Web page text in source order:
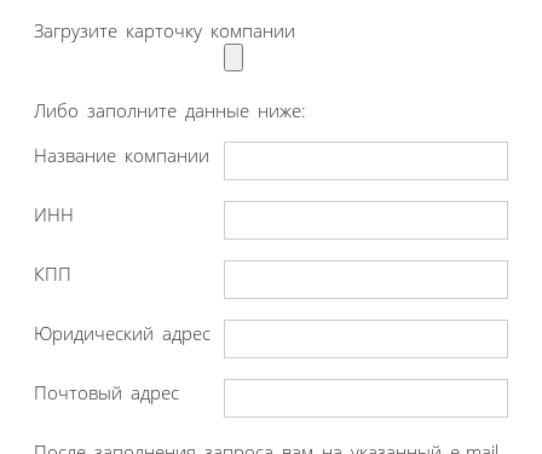
Загрузите карточку компании
Либо заполните данные ниже:
Название компании
ИНН
КПП
Юридический адрес
Почтовый адрес